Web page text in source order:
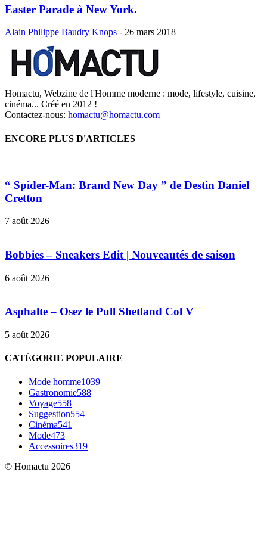
Easter Parade à New York.
Alain Philippe Baudry Knops - 26 mars 2018
Homactu, Webzine de l'Homme moderne : mode, lifestyle, cuisine,
cinéma... Créé en 2012 !
Contactez-nous: homactu@homactu.com
ENCORE PLUS D'ARTICLES
“ Spider-Man: Brand New Day ” de Destin Daniel
Cretton
7 août 2026
Bobbies – Sneakers Edit | Nouveautés de saison
6 août 2026
Asphalte – Osez le Pull Shetland Col V
5 août 2026
CATÉGORIE POPULAIRE
Mode homme1039
Gastronomie588
Voyage558
Suggestion554
Cinéma541
Mode473
Accessoires319
© Homactu 2026